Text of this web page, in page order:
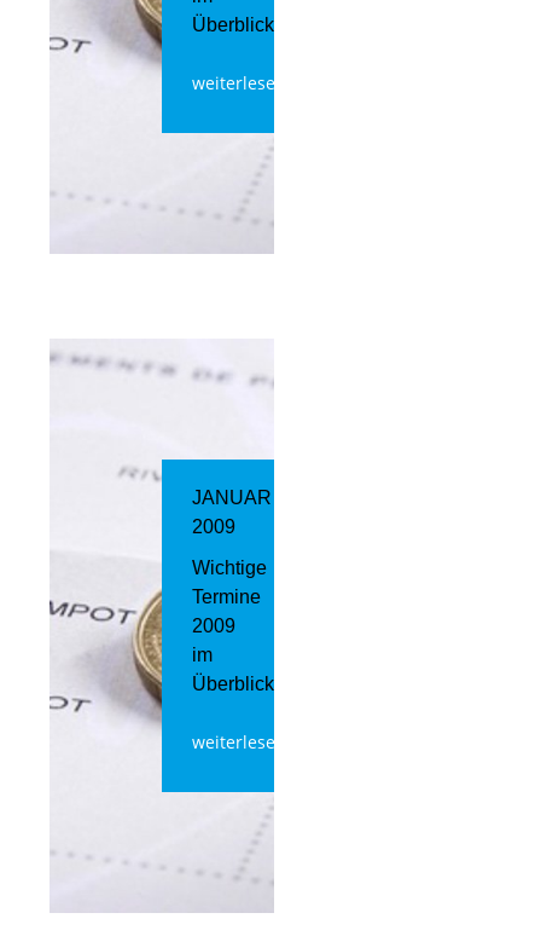
Überblick
weiterlesen
JANUAR
2009
Wichtige
Termine
2009
im
Überblick
weiterlesen